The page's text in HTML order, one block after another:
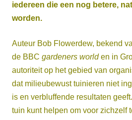
iedereen die een nog betere,
worden.
Auteur Bob Flowerdew, bekend
de BBC gardeners worlden in
autoriteit op het gebied van
dat milieubewust tuinieren niet
is en verbluffende resultaten
tuin kunt helpen om voor zichzelf